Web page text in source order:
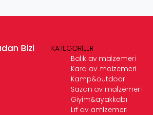
Bizi
KATEGORİLER
Balık av malzemeri
Kara av malzemeri
Kamp&outdoor
Sazan av malzemeri
Giyim&ayakkabı
Lrf av amlzemeri